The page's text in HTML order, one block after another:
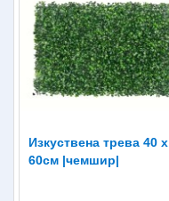
Изкуствена трева 40 х
60см |чемшир|